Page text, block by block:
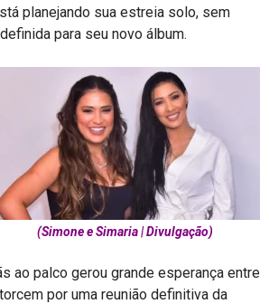
planejando sua estreia solo, sem
para seu novo álbum.
(Simone e Simaria | Divulgação)
ao palco gerou grande esperança entre
por uma reunião definitiva da